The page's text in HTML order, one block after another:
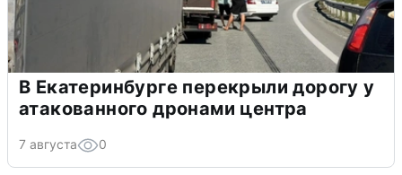
В Екатеринбурге перекрыли дорогу у
атакованного дронами центра
7 августа 0